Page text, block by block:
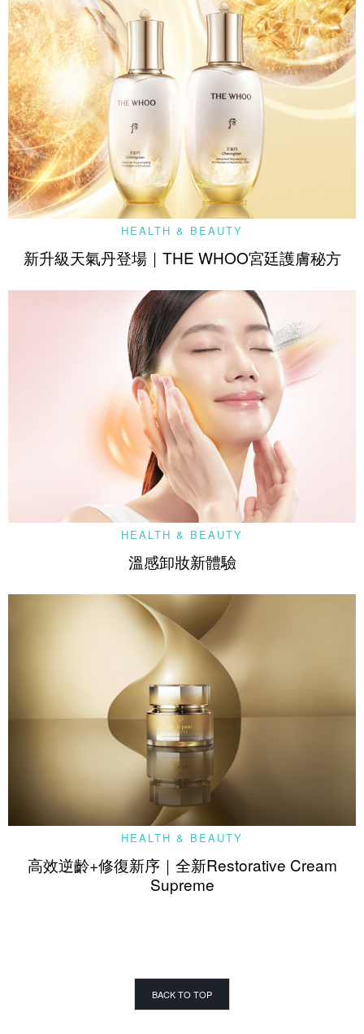
HEALTH & BEAUTY
新升級天氣丹登場｜THE WHOO宮廷護膚秘方
HEALTH & BEAUTY
溫感卸妝新體驗
HEALTH & BEAUTY
高效逆齡+修復新序｜全新Restorative Cream
Supreme
BACK TO TOP